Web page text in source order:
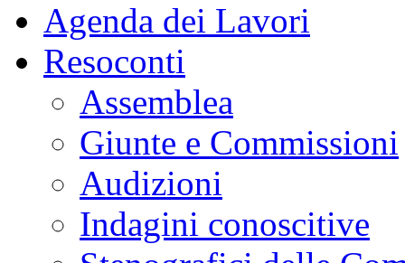
Agenda dei Lavori
Resoconti
Assemblea
Giunte e Commissioni
Audizioni
Indagini conoscitive